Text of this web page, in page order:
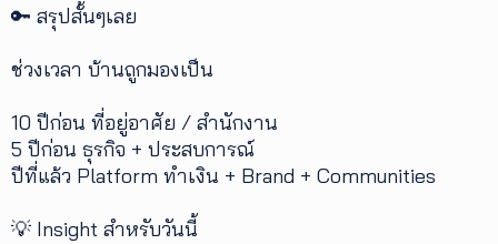
🔑 สรุปสั้นๆเลย
ช่วงเวลา บ้านถูกมองเป็น
10 ปีก่อน ที่อยู่อาศัย / สำนักงาน
5 ปีก่อน ธุรกิจ + ประสบการณ์
ปีที่แล้ว Platform ทำเงิน + Brand + Communities
💡 Insight สำหรับวันนี้